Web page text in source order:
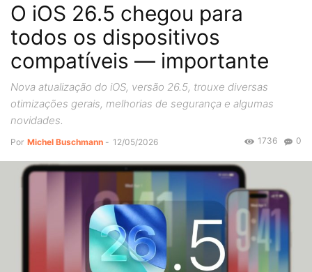
O iOS 26.5 chegou para
todos os dispositivos
compatíveis — importante
Nova atualização do iOS, versão 26.5, trouxe diversas
otimizações gerais, melhorias de segurança e algumas
novidades.
Por Michel Buschmann - 12/05/2026 0
1736